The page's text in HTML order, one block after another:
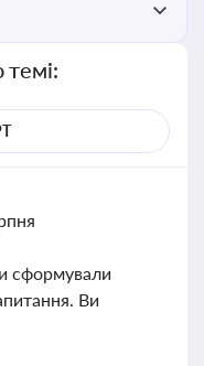
сформували
Ви